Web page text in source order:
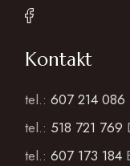
Kontakt
tel.:607 214 086
tel.: 518 721 769
tel.:607 173 184